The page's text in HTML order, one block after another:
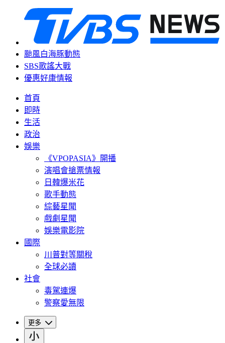
颱風白海豚動態
SBS歌謠大戰
優惠好康情報
首頁
即時
生活
政治
娛樂
《VPOPASIA》開播
演唱會搶票情報
日韓爆米花
歌手動態
綜藝星聞
戲劇星聞
娛樂電影院
國際
川普對等關稅
全球必讀
社會
毒駕連爆
警察愛無限
更多